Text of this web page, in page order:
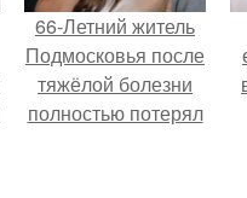
66-Летний житель
Подмосковья после
тяжёлой болезни
полностью потерял